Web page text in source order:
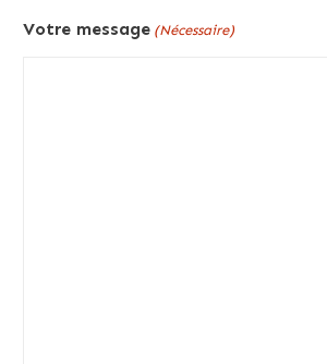
Votre message (Nécessaire)